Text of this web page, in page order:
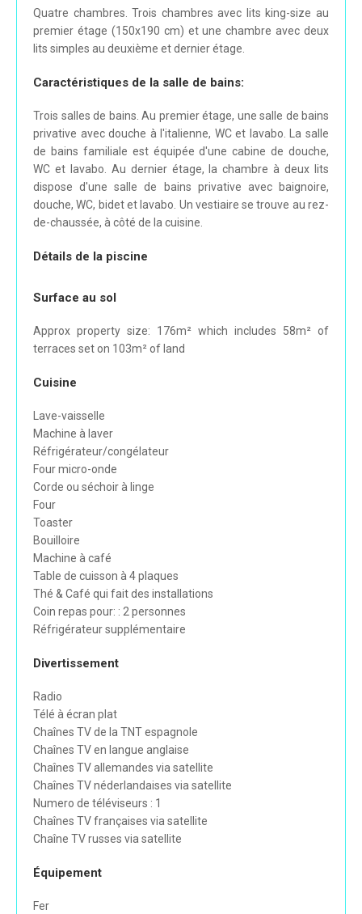
Quatre chambres. Trois chambres avec lits king-size au
premier étage (150x190 cm) et une chambre avec deux
lits simples au deuxième et dernier étage.
Caractéristiques de la salle de bains:
Trois salles de bains. Au premier étage, une salle de bains
privative avec douche à l'italienne, WC et lavabo. La salle
de bains familiale est équipée d'une cabine de douche,
WC et lavabo. Au dernier étage, la chambre à deux lits
dispose d'une salle de bains privative avec baignoire,
douche, WC, bidet et lavabo. Un vestiaire se trouve au rez-
de-chaussée, à côté de la cuisine.
Détails de la piscine
Surface au sol
Approx property size: 176m² which includes 58m² of
terraces set on 103m² of land
Cuisine
Lave-vaisselle
Machine à laver
Réfrigérateur/congélateur
Four micro-onde
Corde ou séchoir à linge
Four
Toaster
Bouilloire
Machine à café
Table de cuisson à 4 plaques
Thé & Café qui fait des installations
Coin repas pour: : 2 personnes
Réfrigérateur supplémentaire
Divertissement
Radio
Télé à écran plat
Chaînes TV de la TNT espagnole
Chaînes TV en langue anglaise
Chaînes TV allemandes via satellite
Chaînes TV néderlandaises via satellite
Numero de téléviseurs : 1
Chaînes TV françaises via satellite
Chaîne TV russes via satellite
Équipement
Fer